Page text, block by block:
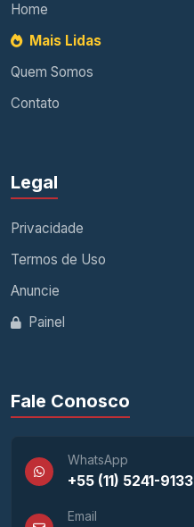
Home
Mais Lidas
Quem Somos
Contato
Legal
Privacidade
Termos de Uso
Anuncie
Painel
Fale Conosco
WhatsApp
+55 (11) 5241-9133
Email